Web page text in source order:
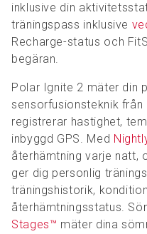
inklusive din
träningspass inklusive
Recharge-status och
begäran.
Polar Ignite 2 mäter din
sensorfusionsteknik
registrerar hastighet,
inbyggd GPS. Med
återhämtning varje natt,
ger dig personlig
träningshistorik,
återhämtningsstatus.
Stages™ mäter dina